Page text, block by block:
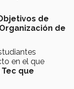
de
de
en el que
que